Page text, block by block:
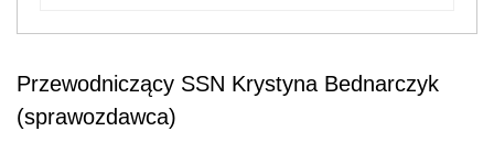
Przewodniczący SSN Krystyna Bednarczyk
(sprawozdawca)